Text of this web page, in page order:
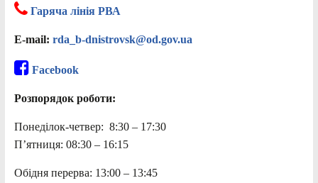
Гаряча лінія РВА
E-mail: rda_b-dnistrovsk@od.gov.ua
Facebook
Розпорядок роботи:
Понеділок-четвер: 8:30 – 17:30
П’ятниця: 08:30 – 16:15
Обідня перерва: 13:00 – 13:45